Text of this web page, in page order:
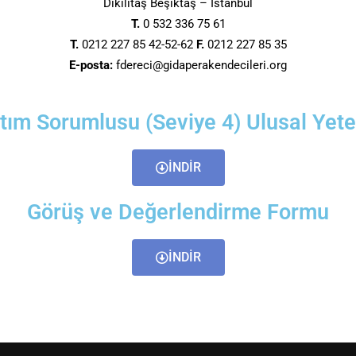
Dikilitaş Beşiktaş – İstanbul
T. 0 532 336 75 61
T.0212 227 85 42-52-62 F.0212 227 85 35
E-posta: fdereci@gidaperakendecileri.org
Sorumlusu (Seviye 4) Ulusal
İNDİR
Görüş ve Değerlendirme Formu
İNDİR